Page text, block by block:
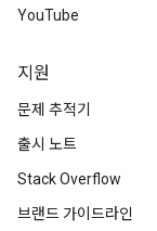
YouTube
지원
문제 추적기
출시 노트
Stack Overflow
브랜드 가이드라인